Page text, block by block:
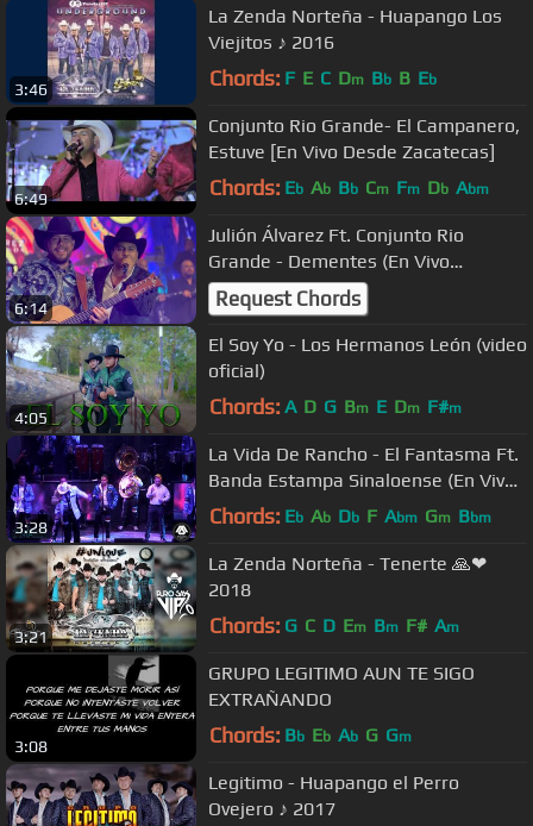
3:46
La Zenda Norteña - Huapango Los
Viejitos ♪ 2016
Chords: F E C Dm Bb B Eb
6:49
Conjunto Rio Grande- El Campanero,
Estuve [En Vivo Desde Zacatecas]
Chords: Eb Ab Bb Cm Fm Db Abm
6:14
Julión Álvarez Ft. Conjunto Rio
Grande - Dementes (En Vivo
Multiforo de Zacatecas) 2022
Request Chords
4:05
El Soy Yo - Los Hermanos León (video
oficial)
Chords: A D G Bm E Dm F#m
3:28
La Vida De Rancho - El Fantasma Ft.
Banda Estampa Sinaloense (En Vivo
Desde Las Pulgas 2016)
Chords: Eb Ab Db F Abm Gm Bbm
3:21
La Zenda Norteña - Tenerte 🙏❤
2018
Chords: G C D Em Bm F# Am
3:08
GRUPO LEGITIMO AUN TE SIGO
EXTRAÑANDO
Chords: Bb Eb Ab G Gm
Legitimo - Huapango el Perro
Ovejero ♪ 2017